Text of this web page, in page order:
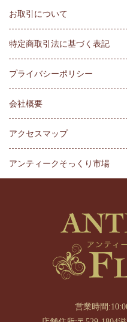
お取引について
特定商取引法に基づく表記
プライバシーポリシー
会社概要
アクセスマップ
アンティークそっくり市場
営業時間